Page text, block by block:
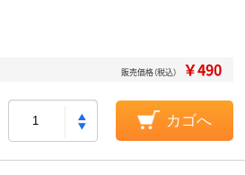
販売価格（税込） ￥490
カゴへ